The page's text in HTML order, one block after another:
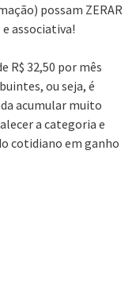
possam ZERAR
associativa!
R$ 32,50 por mês
ou seja, é
acumular muito
a categoria e
cotidiano em ganho